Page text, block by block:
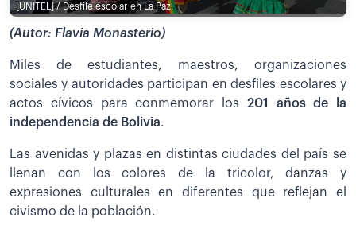
[UNITEL] / Desfile escolar en La Paz.
(Autor: Flavia Monasterio)
Miles de estudiantes, maestros, organizaciones
sociales y autoridades participan en desfiles escolares y
actos cívicos para conmemorar los 201 años de la
independencia de Bolivia.
Las avenidas y plazas en distintas ciudades del país se
llenan con los colores de la tricolor, danzas y
expresiones culturales en diferentes que reflejan el
civismo de la población.